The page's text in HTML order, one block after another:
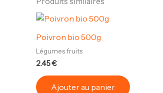
Poivron bio 500g
Légumes fruits
2.45€
Ajouter au panier